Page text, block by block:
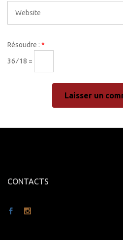
Résoudre : *
36 ⁄ 18 =
CONTACTS